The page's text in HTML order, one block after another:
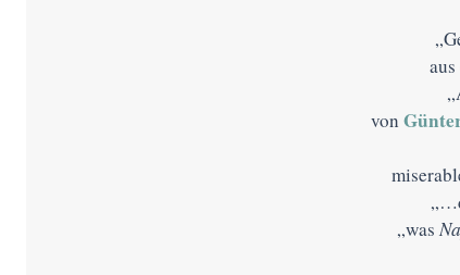
von
„was